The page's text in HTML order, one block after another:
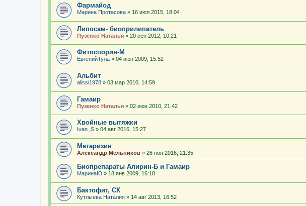
Фармайод
Марина Протасова » 16 июл 2015, 18:04
Липосам- биоприлипатель
Пузенко Наталья » 20 сен 2012, 10:21
Фитоспорин-М
ЕвгенийТула » 04 июн 2009, 15:52
Альбит
alissi1978 » 03 мар 2010, 14:59
Гамаир
Пузенко Наталья » 02 июн 2010, 21:42
Хвойные вытяжки
Ivan_S » 04 авг 2016, 15:27
Метаризин
Александр Мельников » 26 ноя 2016, 21:35
Биопрепараты Алирин-Б и Гамаир
МаринаЮ » 18 янв 2009, 16:18
Бактофит, СК
Кутлыева Наталия » 14 авг 2013, 16:52